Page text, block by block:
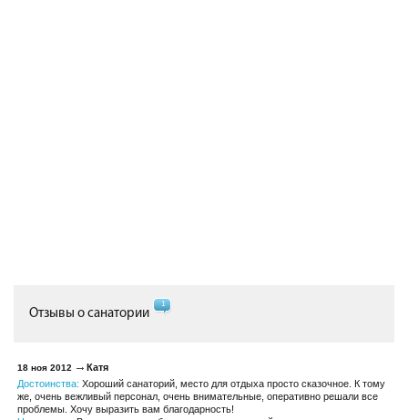
Отзывы о санатории
1
18 ноя 2012
Катя
Достоинства: Хороший санаторий, место для отдыха просто сказочное. К тому
же, очень вежливый персонал, очень внимательные, оперативно решали все
проблемы. Хочу выразить вам благодарность!